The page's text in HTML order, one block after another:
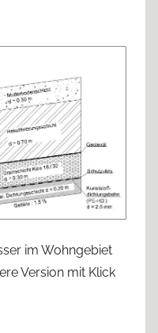
im Wohngebiet
Version mit Klick